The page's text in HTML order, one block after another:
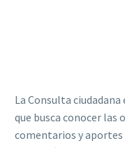
La Consulta
que busca conocer las
comentarios y aportes